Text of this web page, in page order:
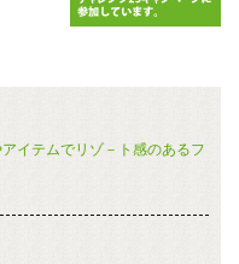
イテムでリゾ－ト感のあるフ